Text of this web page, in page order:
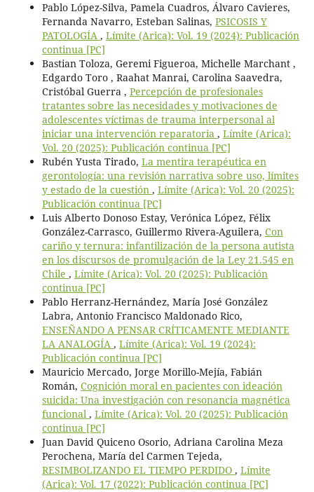
Pablo López-Silva, Pamela Cuadros, Álvaro Cavieres,
Fernanda Navarro, Esteban Salinas, PSICOSIS Y
PATOLOGÍA , Límite (Arica): Vol. 19 (2024): Publicación
continua [PC]
Bastian Toloza, Geremi Figueroa, Michelle Marchant ,
Edgardo Toro , Raahat Manrai, Carolina Saavedra,
Cristóbal Guerra , Percepción de profesionales
tratantes sobre las necesidades y motivaciones de
adolescentes víctimas de trauma interpersonal al
iniciar una intervención reparatoria , Límite (Arica):
Vol. 20 (2025): Publicación continua [PC]
Rubén Yusta Tirado, La mentira terapéutica en
gerontología: una revisión narrativa sobre uso, límites
y estado de la cuestión , Límite (Arica): Vol. 20 (2025):
Publicación continua [PC]
Luis Alberto Donoso Estay, Verónica López, Félix
González-Carrasco, Guillermo Rivera-Aguilera, Con
cariño y ternura: infantilización de la persona autista
en los discursos de promulgación de la Ley 21.545 en
Chile , Límite (Arica): Vol. 20 (2025): Publicación
continua [PC]
Pablo Herranz-Hernández, María José González
Labra, Antonio Francisco Maldonado Rico,
ENSEÑANDO A PENSAR CRÍTICAMENTE MEDIANTE
LA ANALOGÍA , Límite (Arica): Vol. 19 (2024):
Publicación continua [PC]
Mauricio Mercado, Jorge Morillo-Mejía, Fabián
Román, Cognición moral en pacientes con ideación
suicida: Una investigación con resonancia magnética
funcional , Límite (Arica): Vol. 20 (2025): Publicación
continua [PC]
Juan David Quiceno Osorio, Adriana Carolina Meza
Perochena, María del Carmen Tejeda,
RESIMBOLIZANDO EL TIEMPO PERDIDO , Límite
(Arica): Vol. 17 (2022): Publicación continua [PC]